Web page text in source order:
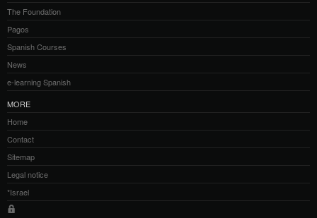
The Foundation
Pagos
Spanish Courses
News
e-learning Spanish
MORE
Home
Contact
Sitemap
Legal notice
*Israel